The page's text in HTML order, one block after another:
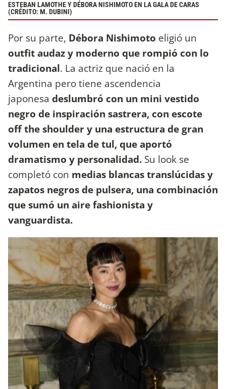
ESTEBAN LAMOTHE Y DÉBORA NISHIMOTO EN LA GALA DE CARAS
(CRÉDITO: M. DUBINI)
Por su parte, Débora Nishimoto eligió un
outfit audaz y moderno que rompió con lo
tradicional. La actriz que nació en la
Argentina pero tiene ascendencia
japonesa deslumbró con un mini vestido
negro de inspiración sastrera, con escote
off the shoulder y una estructura de gran
volumen en tela de tul, que aportó
dramatismo y personalidad. Su look se
completó con medias blancas translúcidas y
zapatos negros de pulsera, una combinación
que sumó un aire fashionista y
vanguardista.